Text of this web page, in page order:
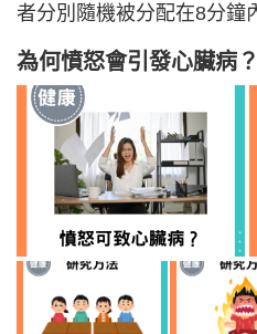
者分別隨機被分配在8分鐘
為何憤怒會引發心臟病？